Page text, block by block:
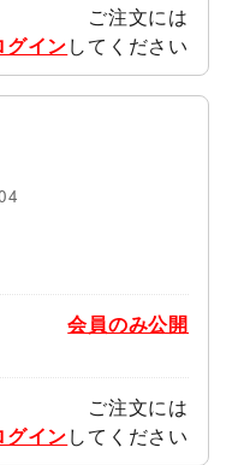
ご注文には
グインしてください
会員のみ公開
ご注文には
グインしてください